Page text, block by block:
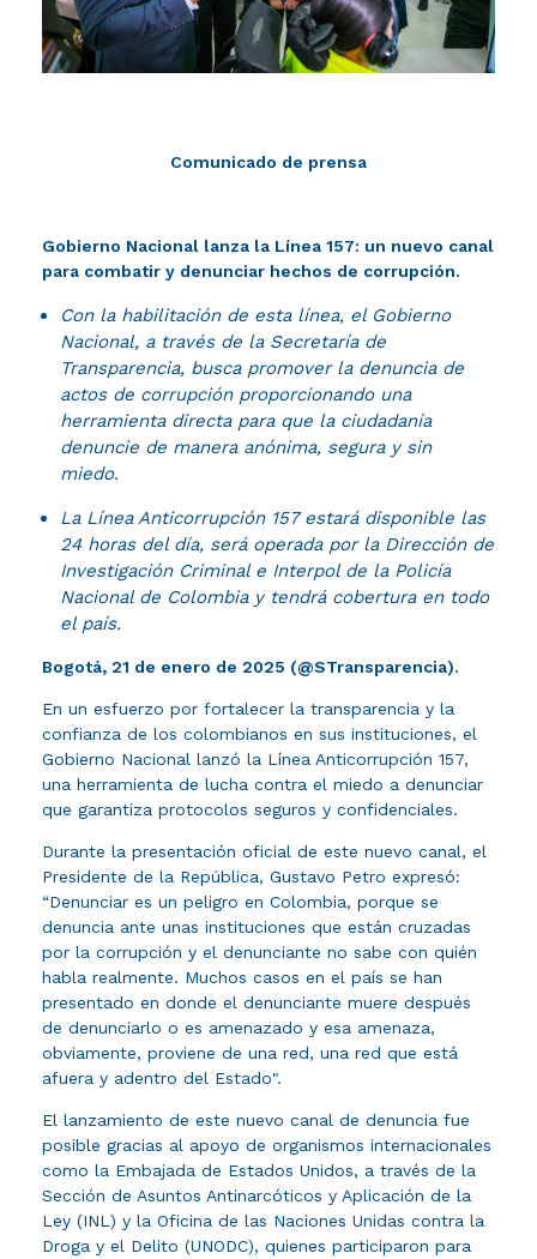
Comunicado de prensa
Gobierno Nacional lanza la Línea 157: un nuevo canal
para combatir y denunciar hechos de corrupción.
Con la habilitación de esta línea, el Gobierno
Nacional, a través de la Secretaría de
Transparencia, busca promover la denuncia de
actos de corrupción proporcionando una
herramienta directa para que la ciudadanía
denuncie de manera anónima, segura y sin
miedo.
La Línea Anticorrupción 157 estará disponible las
24 horas del día, será operada por la Dirección de
Investigación Criminal e Interpol de la Policía
Nacional de Colombia y tendrá cobertura en todo
el país.
Bogotá, 21 de enero de 2025 (@STransparencia).
En un esfuerzo por fortalecer la transparencia y la
confianza de los colombianos en sus instituciones, el
Gobierno Nacional lanzó la Línea Anticorrupción 157,
una herramienta de lucha contra el miedo a denunciar
que garantiza protocolos seguros y confidenciales.
Durante la presentación oficial de este nuevo canal, el
Presidente de la República, Gustavo Petro expresó:
“Denunciar es un peligro en Colombia, porque se
denuncia ante unas instituciones que están cruzadas
por la corrupción y el denunciante no sabe con quién
habla realmente. Muchos casos en el país se han
presentado en donde el denunciante muere después
de denunciarlo o es amenazado y esa amenaza,
obviamente, proviene de una red, una red que está
afuera y adentro del Estado".
El lanzamiento de este nuevo canal de denuncia fue
posible gracias al apoyo de organismos internacionales
como la Embajada de Estados Unidos, a través de la
Sección de Asuntos Antinarcóticos y Aplicación de la
Ley (INL) y la Oficina de las Naciones Unidas contra la
Droga y el Delito (UNODC), quienes participaron para